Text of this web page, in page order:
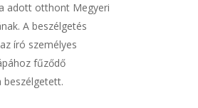
adott otthont Megyeri
A beszélgetés
író személyes
fűződő
beszélgetett.